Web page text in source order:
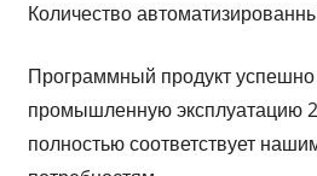
Количество
Программный продукт
промышленную эксплуатацию
полностью соответствует